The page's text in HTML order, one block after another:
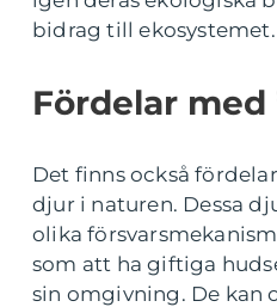
bidrag till ekosystemet.
Fördelar med
Det finns också
djur i naturen. Dessa
olika
som att ha giftiga
sin omgivning. De kan